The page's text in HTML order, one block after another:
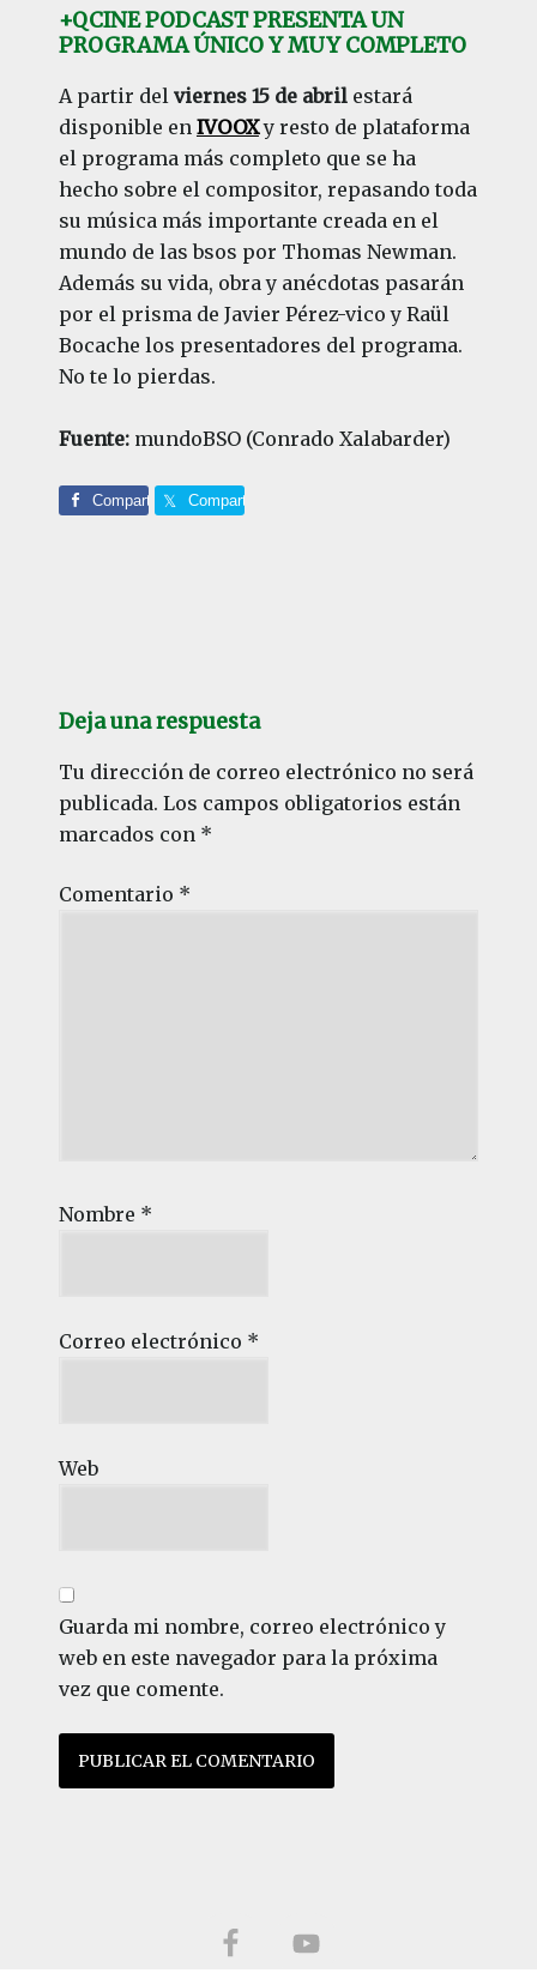
+QCINE PODCAST PRESENTA UN
PROGRAMA ÚNICO Y MUY COMPLETO
A partir del viernes 15 de abrilestará
disponible en IVOOXy resto de plataforma
el programa más completo que se ha
hecho sobre el compositor, repasando toda
su música más importante creada en el
mundo de las bsos por Thomas Newman.
Además su vida, obra y anécdotas pasarán
por el prisma de Javier Pérez-vico y Raül
Bocache los presentadores del programa.
No te lo pierdas.
Fuente:mundoBSO (Conrado Xalabarder)
Comparte Comparte
Deja una respuesta
Tu dirección de correo electrónico no será
publicada. Los campos obligatorios están
marcados con *
Comentario *
Nombre *
Correo electrónico *
Web
Guarda mi nombre, correo electrónico y
web en este navegador para la próxima
vez que comente.